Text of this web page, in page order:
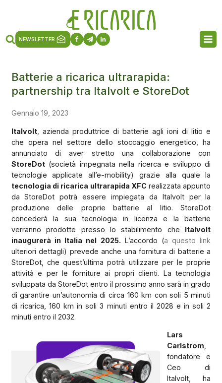
NEWSLETTER
Batterie a ricarica ultrarapida:
partnership tra Italvolt e StoreDot
Gennaio 19, 2023
Italvolt, azienda produttrice di batterie agli ioni di litio e
che opera nel settore dello stoccaggio energetico, ha
annunciato di aver stretto una collaborazione con
StoreDot(società impegnata nella ricerca e sviluppo di
tecnologie applicate all’e-mobility) grazie alla quale la
tecnologia di ricarica ultrarapida XFCrealizzata appunto
da StoreDot potrà essere impiegata da Italvolt per la
produzione delle proprie batterie al litio. StoreDot
concederà la sua tecnologia in licenza e la batterie
verranno prodotte presso lo stabilimento che Italvolt
inaugurerà in Italia nel 2025. L’accordo (a questo link
ulteriori dettagli) prevede anche una fornitura di batterie a
StoreDot, che quest’ultima potrà utilizzare per le proprie
attività e per le forniture ai propri clienti. La tecnologia
sviluppata da StoreDot entro il prossimo anno sarà in grado
di garantire un’autonomia di circa 160 km con soli 5 minuti
di ricarica, 160 km in soli 3 minuti entro il 2028 e in soli 2
minuti entro il 2032.
Lars
Carlstrom
fondatore e
Ceo di
Italvolt, ha